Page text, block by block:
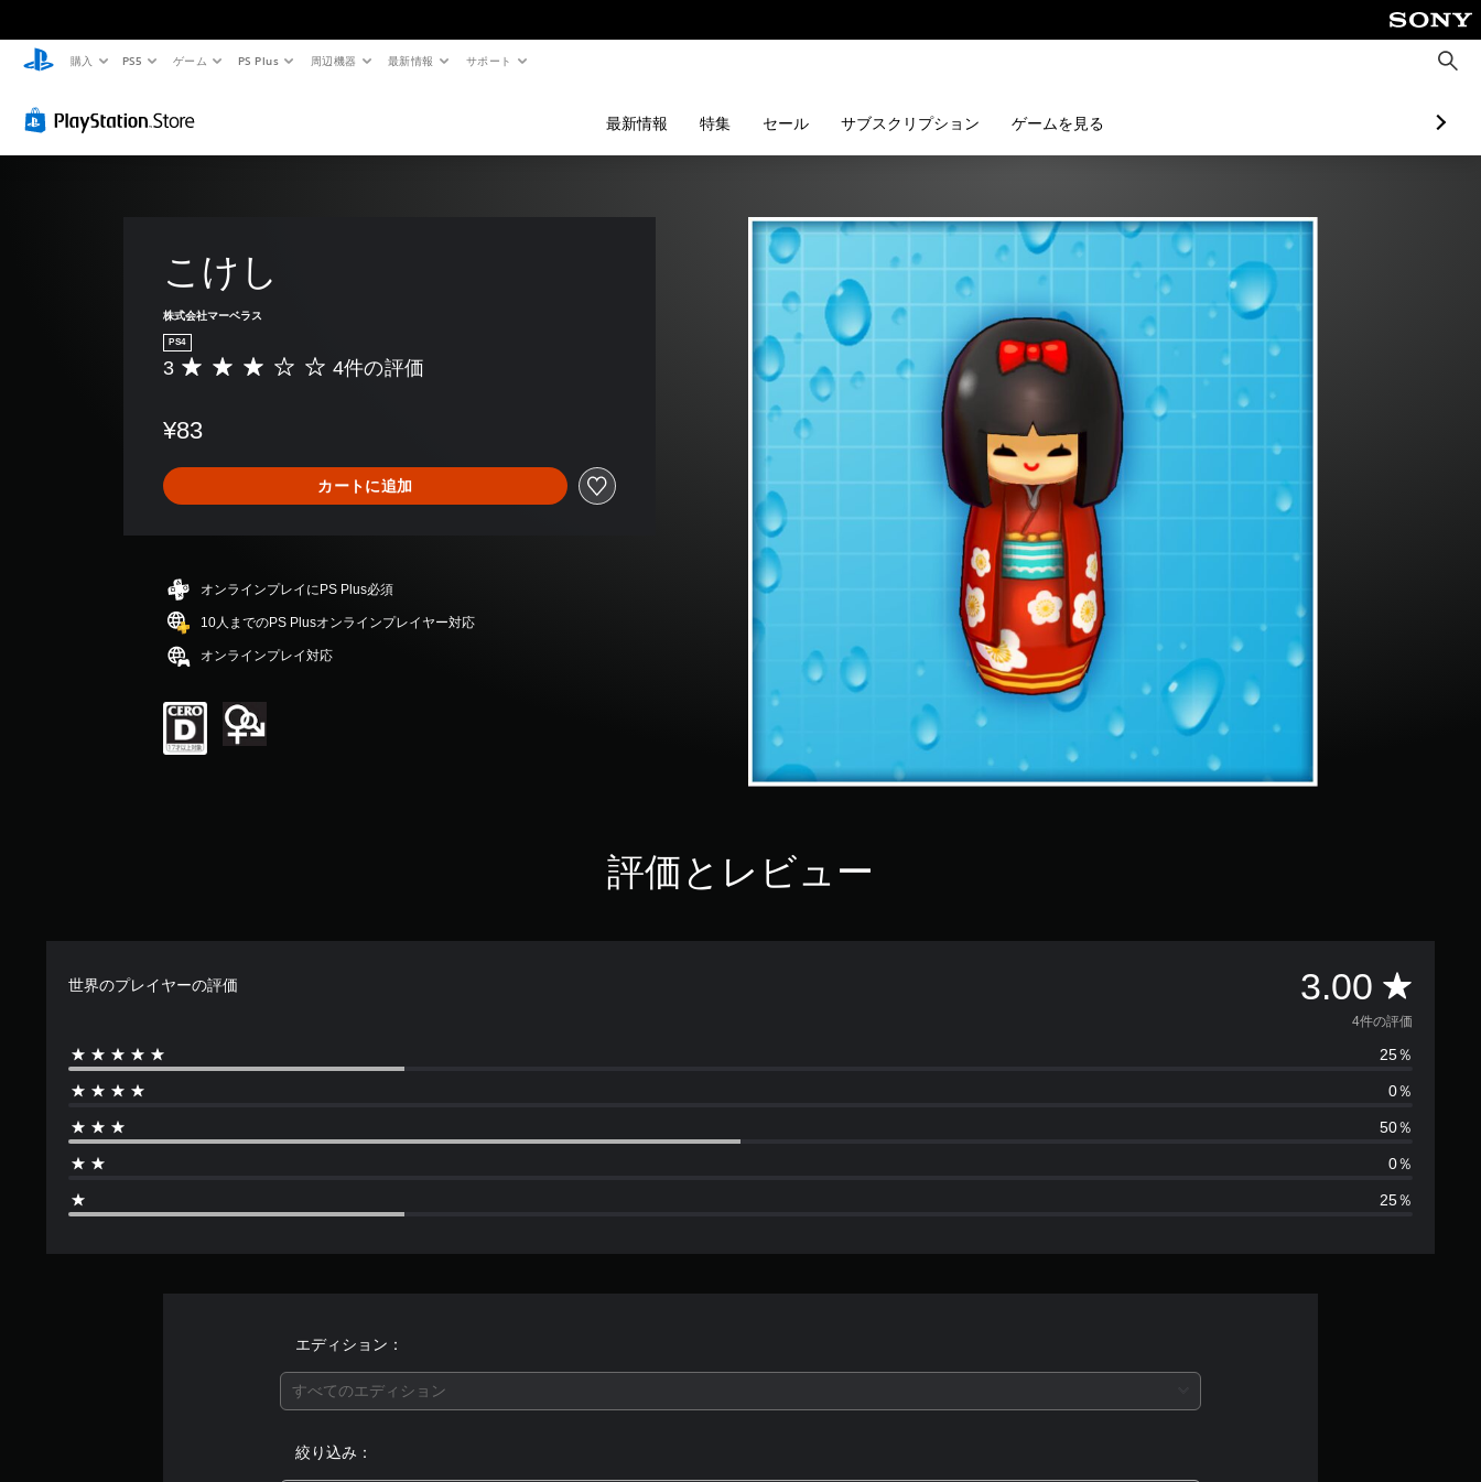
購入 PS5 ゲーム PS Plus 周辺機器 最新情報 サポート
検
索
最新情報 特集 セール サブスクリプション ゲームを見る
こけし
株式会社マーベラス
PS4
評
は
、
平
評
は
5
段
中
3
で
す
3 4件の評価
¥83
カートに追加
オンラインプレイにPS Plus必須
10人までのPS Plusオンラインプレイヤー対応
オンラインプレイ対応
評価とレビュー
世界のプレイヤーの評価 3.00 評
価
数
は
4
、
平
4件の評価
25％
0％
50％
0％
25％
エディション：
すべてのエディション
絞り込み：